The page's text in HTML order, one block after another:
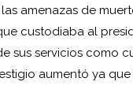
amenazas de
custodiaba al
sus servicios como
aumentó ya